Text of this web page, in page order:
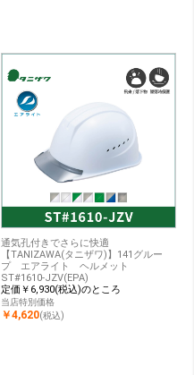
通気孔付きでさらに快適
【TANIZAWA(タニザワ)】141グルー
プ エアライト ヘルメット
ST#1610-JZV(EPA)
定価￥6,930(税込)のところ
当店特別価格
￥4,620(税込)